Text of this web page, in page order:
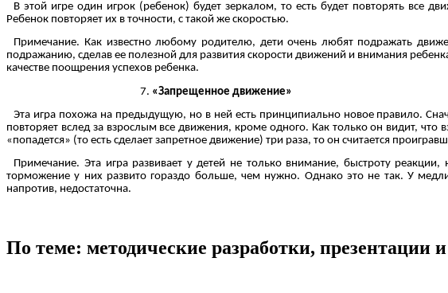
В этой игре один игрок (ребенок) будет зеркалом, то есть будет повторять все
Ребенок повторяет их в точности, с такой же скоростью.
Примечание. Как известно любому родителю, дети очень любят подражать
подражанию, сделав ее полезной для развития скорости движений и внимания
качестве поощрения успехов ребенка.
«Запрещенное движение»
Эта игра похожа на предыдущую, но в ней есть принципиально новое правило.
повторяет вслед за взрослым все движения, кроме одного. Как только он видит,
«попадется» (то есть сделает запретное движение) три раза, то он считается
Примечание. Эта игра развивает у детей не только внимание, быстроту
торможение у них развито гораздо больше, чем нужно. Однако это не так. У
напротив, недостаточна.
По теме: методические разработки, презентации